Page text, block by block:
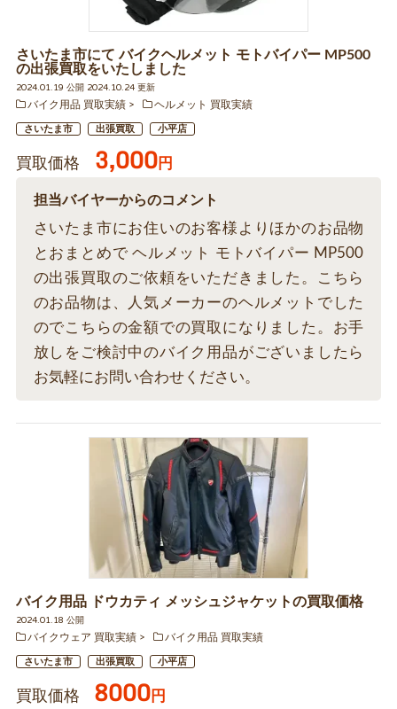
さいたま市にて バイクヘルメット モトバイパー MP500
の出張買取をいたしました
2024.01.19 公開 2024.10.24 更新
バイク用品 買取実績
ヘルメット 買取実績
さいたま市 出張買取 小平店
買取価格 3,000円
担当バイヤーからのコメント
さいたま市にお住いのお客様よりほかのお品物
とおまとめで ヘルメット モトバイパー MP500
の出張買取のご依頼をいただきました。こちら
のお品物は、人気メーカーのヘルメットでした
のでこちらの金額での買取になりました。お手
放しをご検討中のバイク用品がございましたら
お気軽にお問い合わせください。
バイク用品 ドウカティ メッシュジャケットの買取価格
2024.01.18 公開
バイクウェア 買取実績
バイク用品 買取実績
さいたま市 出張買取 小平店
買取価格 8000円